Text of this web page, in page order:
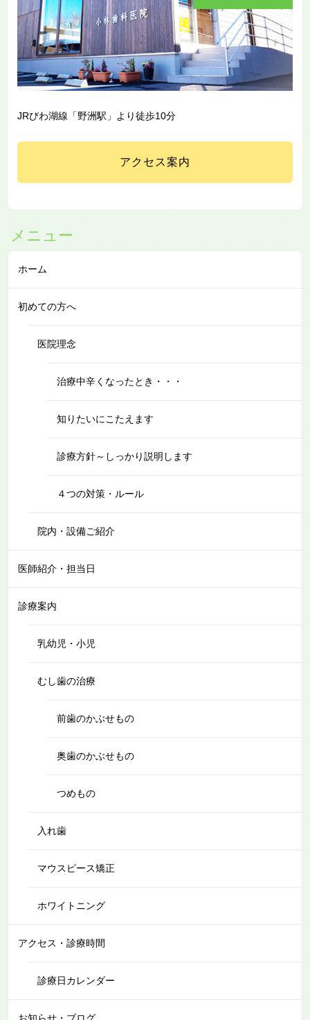
JRびわ湖線「野洲駅」より徒歩10分
アクセス案内
メニュー
ホーム
初めての方へ
医院理念
治療中辛くなったとき・・・
知りたいにこたえます
診療方針～しっかり説明します
４つの対策・ルール
院内・設備ご紹介
医師紹介・担当日
診療案内
乳幼児・小児
むし歯の治療
前歯のかぶせもの
奥歯のかぶせもの
つめもの
入れ歯
マウスピース矯正
ホワイトニング
アクセス・診療時間
診療日カレンダー